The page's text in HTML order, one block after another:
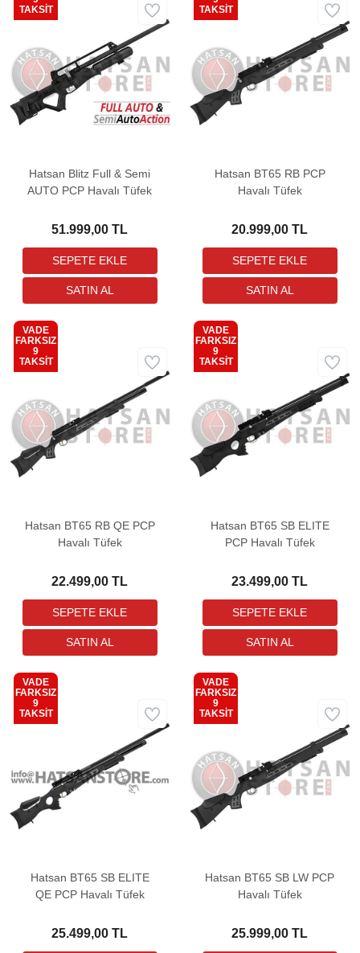
Hatsan Blitz Full & Semi
AUTO PCP Havalı Tüfek
51.999,00 TL
TAKSİT
Kargo
Bedava
Hatsan BT65 RB PCP
Havalı Tüfek
20.999,00 TL
TAKSİT
Kargo
Bedava
Hatsan BT65 RB QE PCP
Havalı Tüfek
22.499,00 TL
VADE
FARKSIZ
9
TAKSİT
Kargo
Bedava
Hatsan BT65 SB ELITE
PCP Havalı Tüfek
23.499,00 TL
VADE
FARKSIZ
9
TAKSİT
Kargo
Bedava
Hatsan BT65 SB ELITE
QE PCP Havalı Tüfek
25.499,00 TL
VADE
FARKSIZ
9
TAKSİT
Kargo
Bedava
Hatsan BT65 SB LW PCP
Havalı Tüfek
25.999,00 TL
VADE
FARKSIZ
9
TAKSİT
Kargo
Bedava